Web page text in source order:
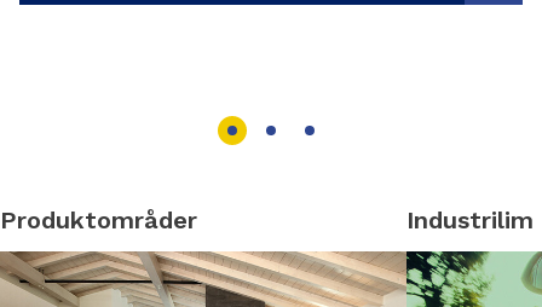
Produktområder Industrilim